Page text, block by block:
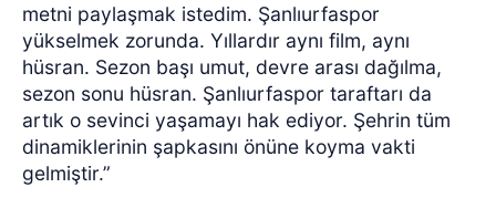
metni paylaşmak istedim. Şanlıurfaspor
yükselmek zorunda. Yıllardır aynı film, aynı
hüsran. Sezon başı umut, devre arası dağılma,
sezon sonu hüsran. Şanlıurfaspor taraftarı da
artık o sevinci yaşamayı hak ediyor. Şehrin tüm
dinamiklerinin şapkasını önüne koyma vakti
gelmiştir.”